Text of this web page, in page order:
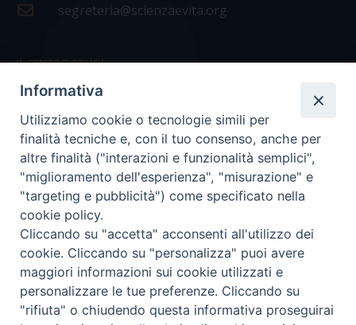
segreteria@scienzaevita.org
IL CENTRO STUDI
La nostra storia
Statuto
Presidenza e ufficio presidenza
Consiglio scientifico
Coordinamento nazionale
COPYRIGHT Scienza & Vita - C.F96600690588- Tutti i
Informativa
Utilizziamo cookie o tecnologie simili per
finalità tecniche e, con il tuo consenso, anche per
altre finalità ("interazioni e funzionalità semplici",
"miglioramento dell'esperienza", "misurazione" e
"targeting e pubblicità") come specificato nella
cookie policy.
Cliccando su "accetta" acconsenti all'utilizzo dei
cookie. Cliccando su "personalizza" puoi avere
maggiori informazioni sui cookie utilizzati e
personalizzare le tue preferenze. Cliccando su
"rifiuta" o chiudendo questa informativa proseguirai